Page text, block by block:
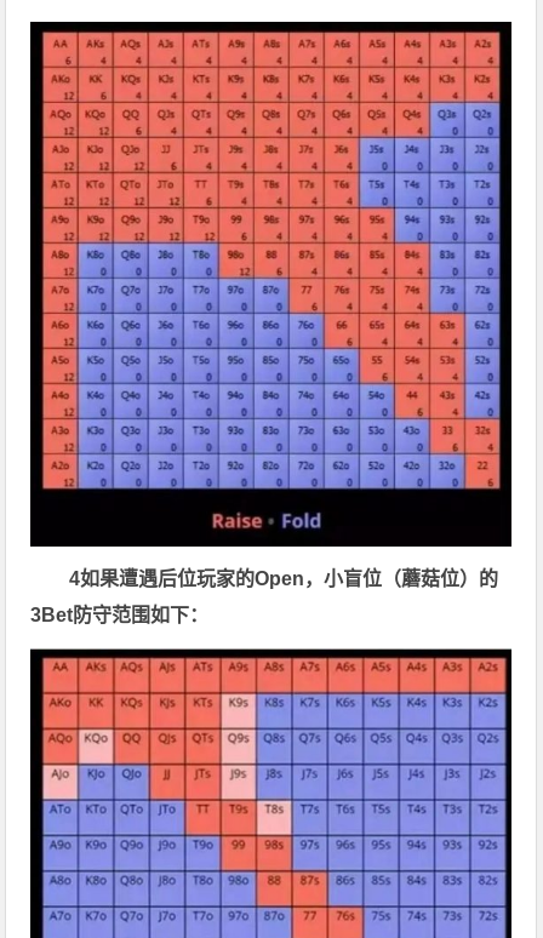
4如果遭遇后位玩家的Open，小盲位（蘑菇位）的
3Bet防守范围如下：